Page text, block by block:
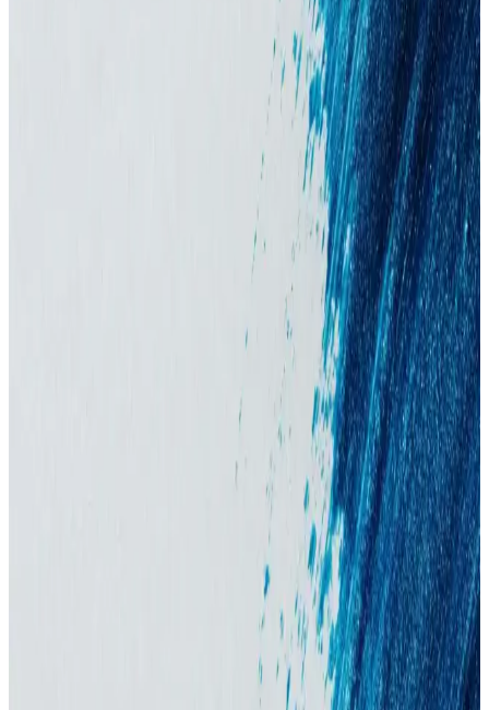
Aizen kolajen biotin şampuanı, saçların elastikiyetini artırır,
dökülmeyi engeller ve parlaklık sağlar. Düzenli kullanımda sağlıklı
ve güçlü saçlara ulaşmanıza yardımcı olur.
Şampuanların Saça Etkileri: Temizlik, Beslenme ve
Gerçek İşlevleri Üzerine Analiz
Şampuanlar saç temizliği için tasarlanmıştır ancak içeriklerindeki
yağ ve proteinlerin etkisi sınırlıdır. Silikonlar saç yüzeyini korurken,
Off & Relax Japon Saç Bakım Ürünleri İncelemesi:
Yağlı ve Kuru Saçlara Özel Seriler
Off & Relax, Japon saç bakımında yağlı ve kuru saçlara özel
serileriyle saçları ağırlaştırmadan temizler, yağlanmayı kontrol eder
ve nem sağlar. Kullanıcı deneyimleri ürünlerin etkisini destekliyor.
Japonya ve Güney Kore'de Saç Bakımında Popüler
Şampuan ve Saç Kremi Markaları
Japonya ve Güney Kore'de saç bakım ürünleri, saç derisi sağlığı,
hasar onarımı ve saç dökülmesini önlemeye odaklanıyor. KAO, Ryo
ve Unove gibi markalar öne çıkıyor. Ürün seçimi saç tipine göre
Şampuan Kullanımının Azaltılmasının Saç ve Saç
Derisi Sağlığı Üzerindeki Etkileri
Şampuan kullanımının azaltılması saçta yağ birikimine ve
topaklanmaya yol açabilir. Bu durum saç derisinde iltihap ve mantar
çoğalmasına sebep olarak kaşıntı ve dökülmeye neden olabilir.